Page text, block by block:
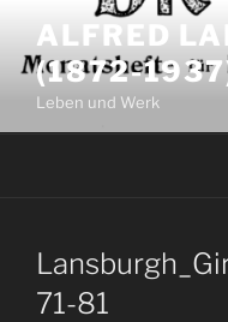
Inhalt
springen
ALFRED
(1872-
Leben und Werk
71-81